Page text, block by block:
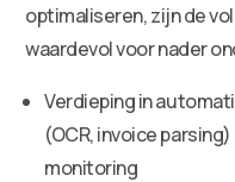
optimaliseren, zijn de
waardevol voor nader
Verdieping in
(OCR, invoice
monitoring